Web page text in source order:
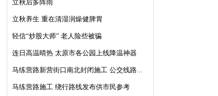
立秋后多阵雨
立秋养生 重在清湿润燥健脾胃
轻信“炒股大师” 老人险些被骗
连日高温晴热 太原市各公园上线降温神器
马练营路新营街口南北封闭施工 公交线路...
马练营路施工 绕行路线发布供市民参考